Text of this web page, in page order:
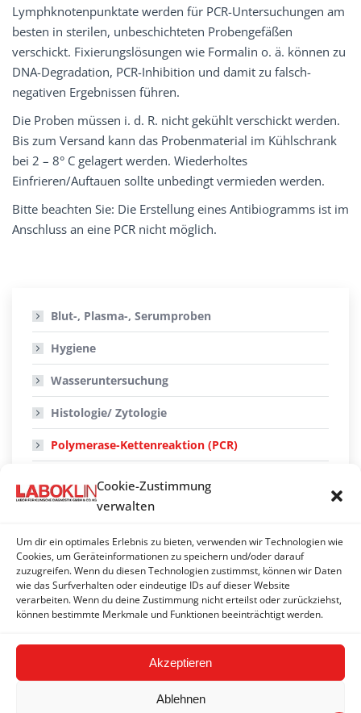
Cookie-Zustimmung
verwalten
Um dir ein optimales Erlebnis zu bieten, verwenden wir Technologien wie
Cookies, um Geräteinformationen zu speichern und/oder darauf
zuzugreifen. Wenn du diesen Technologien zustimmst, können wir Daten
wie das Surfverhalten oder eindeutige IDs auf dieser Website
verarbeiten. Wenn du deine Zustimmung nicht erteilst oder zurückziehst,
können bestimmte Merkmale und Funktionen beeinträchtigt werden.
Akzeptieren
Ablehnen
Lymphknotenpunktate werden für PCR-Untersuchungen am
besten in sterilen, unbeschichteten Probengefäßen
verschickt. Fixierungslösungen wie Formalin o. ä. können zu
DNA-Degradation, PCR-Inhibition und damit zu falsch-
negativen Ergebnissen führen.
Die Proben müssen i. d. R. nicht gekühlt verschickt werden.
Bis zum Versand kann das Probenmaterial im Kühlschrank
bei 2 – 8° C gelagert werden. Wiederholtes
Einfrieren/Auftauen sollte unbedingt vermieden werden.
Bitte beachten Sie: Die Erstellung eines Antibiogramms ist im
Anschluss an eine PCR nicht möglich.
Blut-, Plasma-, Serumproben
Hygiene
Wasseruntersuchung
Histologie/ Zytologie
Polymerase-Kettenreaktion (PCR)
Genetische Untersuchungen
Probenmaterial/ Versandmaterial
Beschriftung
Verpackung und Transport
Nachbestellung von Untersuchungen